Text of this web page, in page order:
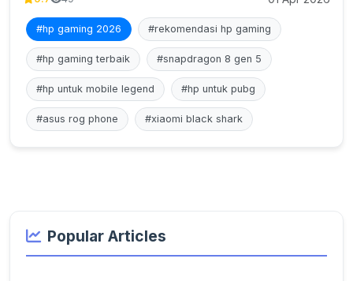
#hp gaming 2026 #rekomendasi hp gaming
#hp gaming terbaik #snapdragon 8 gen 5
#hp untuk mobile legend #hp untuk pubg
#asus rog phone #xiaomi black shark
Popular Articles